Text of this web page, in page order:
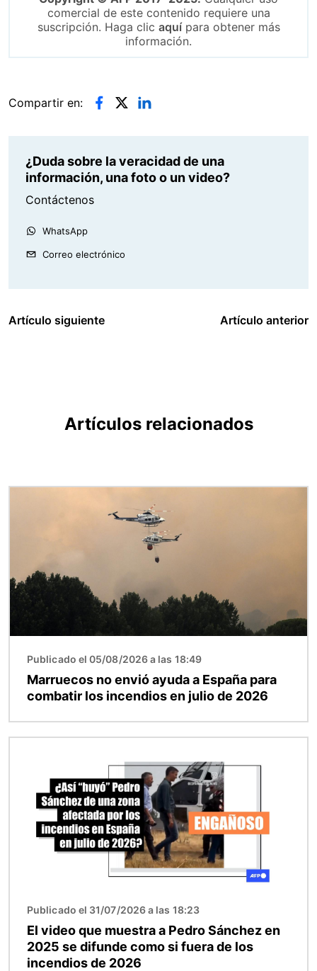
comercial de este contenido requiere una
suscripción. Haga clic aquípara obtener más
información.
Compartir en:
¿Duda sobre la veracidad de una
información, una foto o un video?
Contáctenos
WhatsApp
Correo electrónico
Artículo siguiente Artículo anterior
Artículos relacionados
Publicado el 05/08/2026 a las 18:49
Marruecos no envió ayuda a España para
combatir los incendios en julio de 2026
Publicado el 31/07/2026 a las 18:23
El video que muestra a Pedro Sánchez en
2025 se difunde como si fuera de los
incendios de 2026